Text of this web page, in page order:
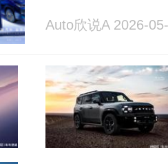
Auto欣说A 2026-